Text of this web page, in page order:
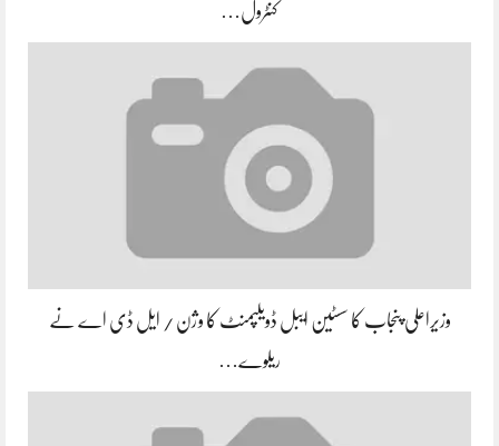
کنٹرول…
وزیراعلی پنجاب کا سسٹین ایبل ڈویلپمنٹ کا وژن / ایل ڈی اے نے
ریلوے…